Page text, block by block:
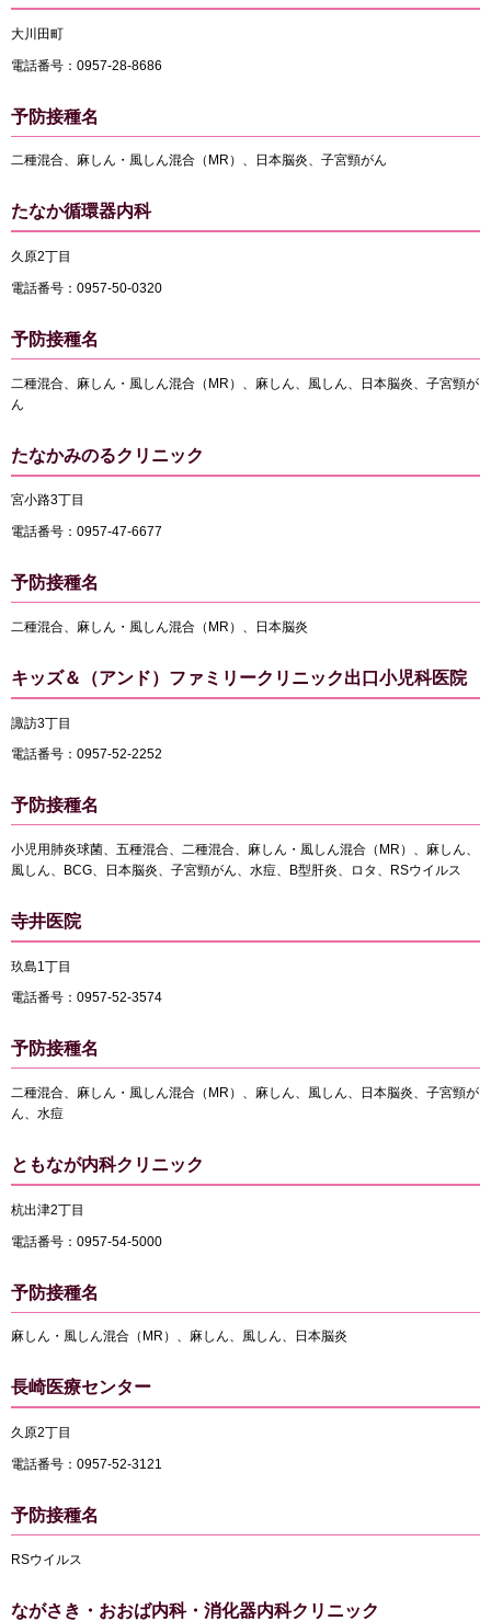
大川田町
電話番号：0957-28-8686
予防接種名
二種混合、麻しん・風しん混合（MR）、日本脳炎、子宮頸がん
たなか循環器内科
久原2丁目
電話番号：0957-50-0320
予防接種名
二種混合、麻しん・風しん混合（MR）、麻しん、風しん、日本脳炎、子宮頸が
ん
たなかみのるクリニック
宮小路3丁目
電話番号：0957-47-6677
予防接種名
二種混合、麻しん・風しん混合（MR）、日本脳炎
キッズ＆（アンド）ファミリークリニック出口小児科医院
諏訪3丁目
電話番号：0957-52-2252
予防接種名
小児用肺炎球菌、五種混合、二種混合、麻しん・風しん混合（MR）、麻しん、
風しん、BCG、日本脳炎、子宮頸がん、水痘、B型肝炎、ロタ、RSウイルス
寺井医院
玖島1丁目
電話番号：0957-52-3574
予防接種名
二種混合、麻しん・風しん混合（MR）、麻しん、風しん、日本脳炎、子宮頸が
ん、水痘
ともなが内科クリニック
杭出津2丁目
電話番号：0957-54-5000
予防接種名
麻しん・風しん混合（MR）、麻しん、風しん、日本脳炎
長崎医療センター
久原2丁目
電話番号：0957-52-3121
予防接種名
RSウイルス
ながさき・おおば内科・消化器内科クリニック